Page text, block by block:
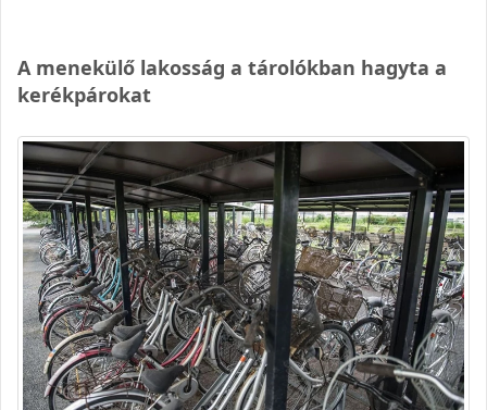
A menekülő lakosság a tárolókban hagyta a
kerékpárokat